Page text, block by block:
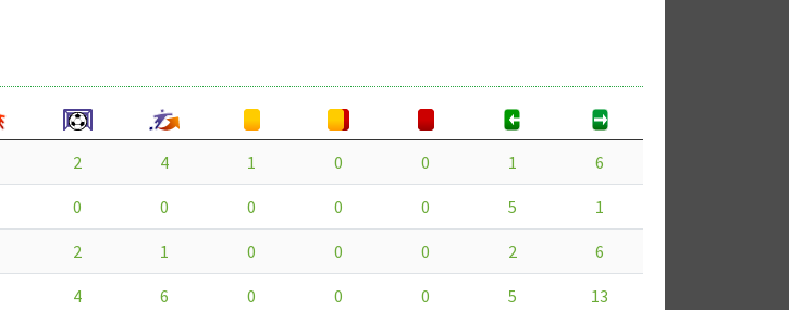
2 4 1 0 0 1 6
0 0 0 0 0 5 1
2 1 0 0 0 2 6
4 6 0 0 0 5 13